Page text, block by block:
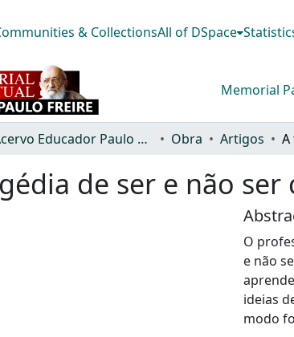
& CollectionsAll of DSpace
Memorial
Acervo Educador Paulo Freire Obra Artigos
de ser e não
O
e não
ideias
modo